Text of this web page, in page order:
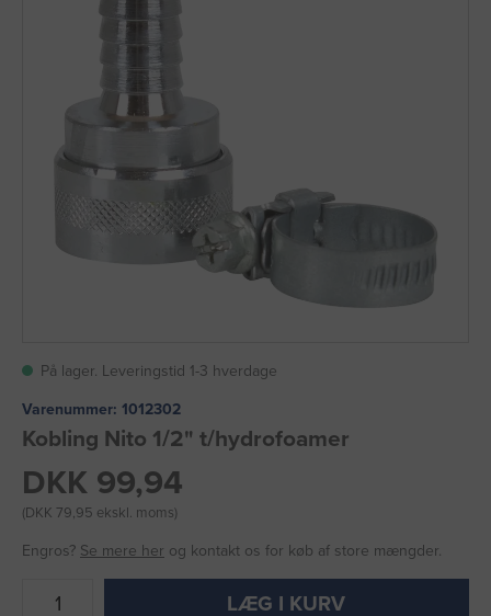
På lager. Leveringstid 1-3 hverdage
Varenummer: 1012302
Kobling Nito 1/2" t/hydrofoamer
DKK 99,94
(DKK 79,95 ekskl. moms)
Engros? Se mere her og kontakt os for køb af store mængder.
LÆG I KURV